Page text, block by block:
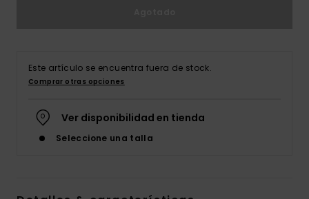
Este artículo se encuentra fuera de stock.
Comprar otras opciones
Ver disponibilidad en tienda
Seleccione una talla